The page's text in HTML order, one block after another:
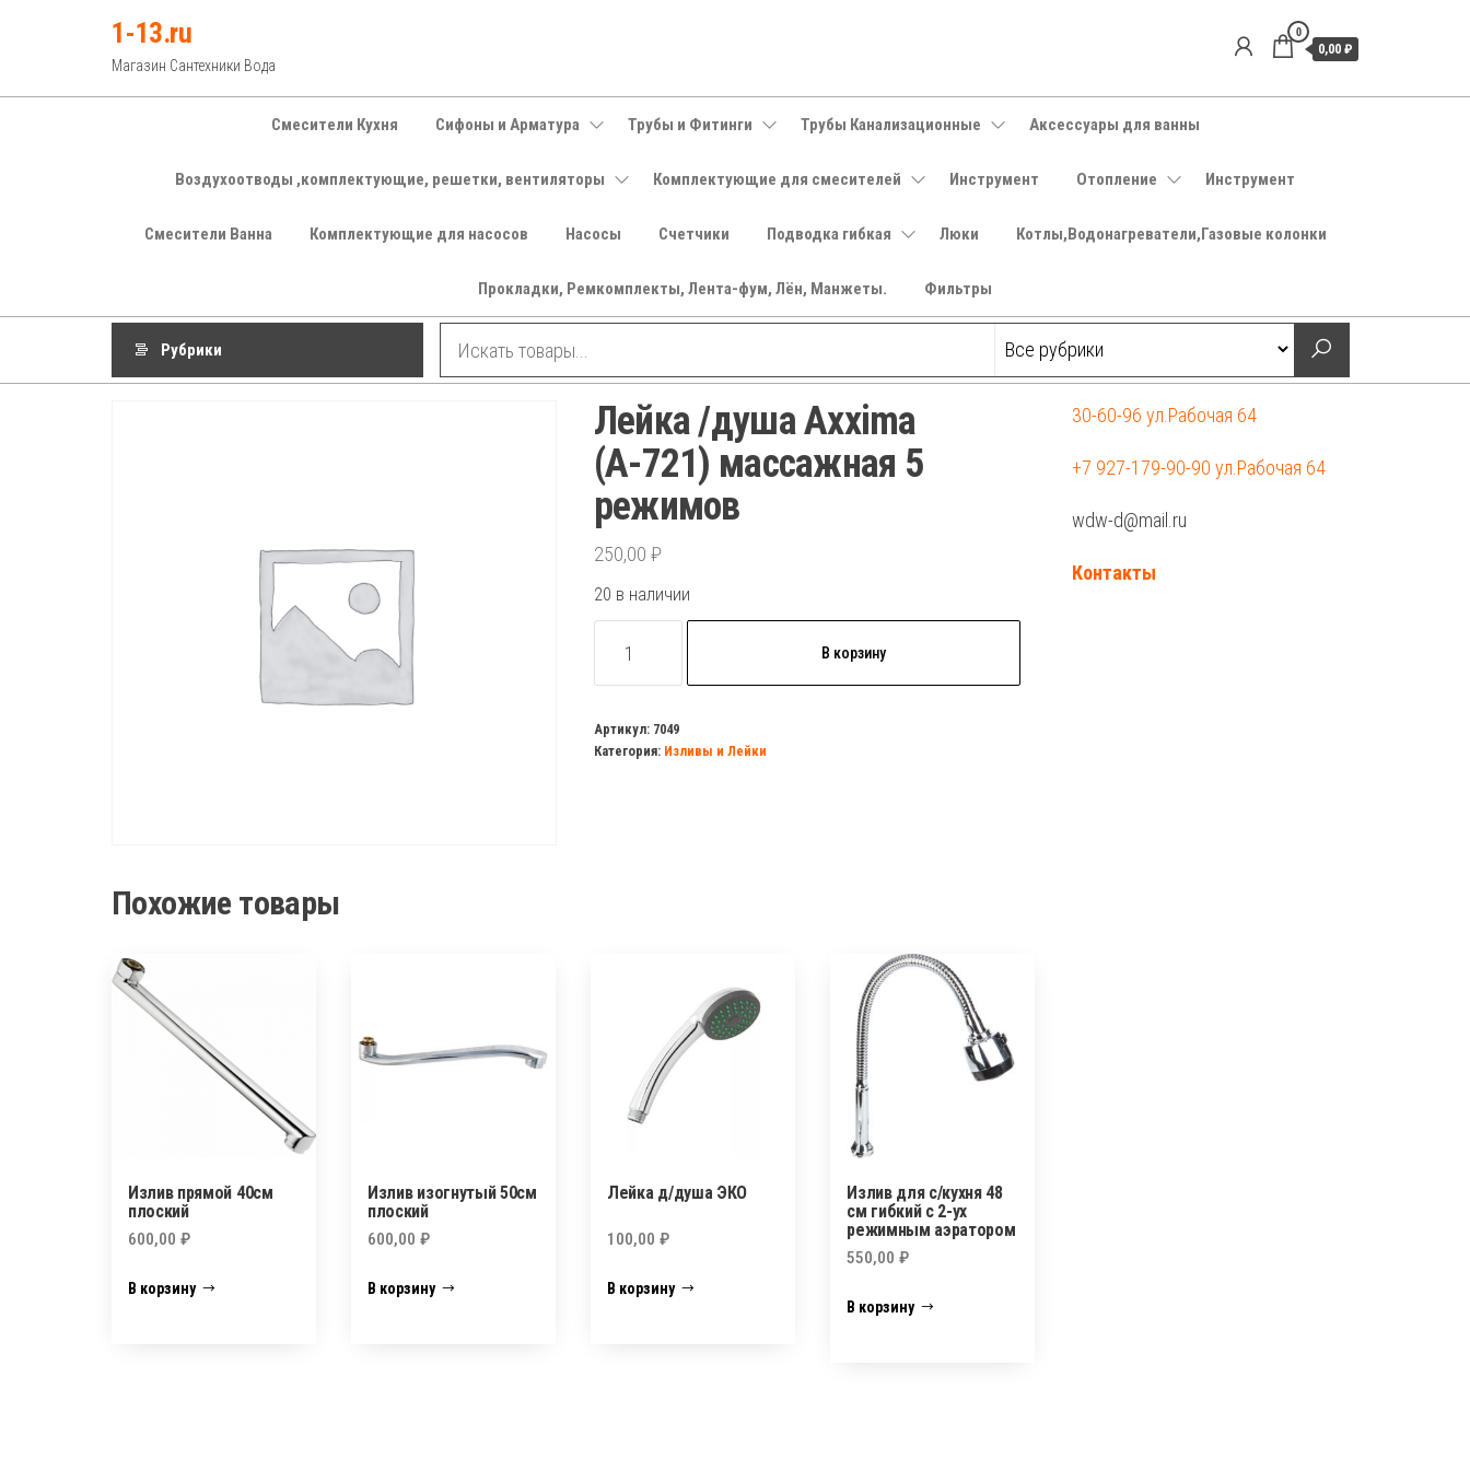
1-13.ru
Магазин Сантехники Вода
0
0,00 ₽
Смесители Кухня Сифоны и Арматура Трубы и Фитинги Трубы Канализационные Аксессуары для ванны
Воздухоотводы ,комплектующие, решетки, вентиляторы Комплектующие для смесителей Инструмент Отопление Инструмент
Смесители Ванна Комплектующие для насосов Насосы Счетчики Подводка гибкая Люки Котлы,Водонагреватели,Газовые колонки
Прокладки, Ремкомплекты, Лента-фум, Лён, Манжеты. Фильтры
Рубрики
Лейка /душа Axxima
(А-721) массажная 5
режимов
250,00 ₽
20 в наличии
товара
/
душа
В корзину
Артикул: 7049
Категория: Изливы и Лейки
Похожие товары
Излив прямой 40см
плоский
600,00 ₽
В корзину
Излив изогнутый 50см
плоский
600,00₽
В корзину
Лейка д/душа ЭКО
100,00₽
В корзину
Излив для с/кухня 48
см гибкий с 2-ух
режимным аэратором
550,00₽
В корзину
30-60-96 ул.Рабочая 64
+7 927-179-90-90 ул.Рабочая 64
wdw-d@mail.ru
Контакты